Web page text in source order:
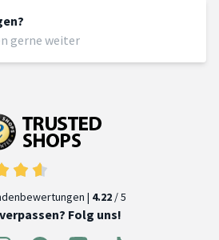
gerne weiter
| 4.22 / 5
Folg uns!